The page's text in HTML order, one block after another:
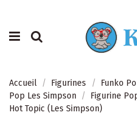
Accueil Figurines Funko
Pop Les Simpson
Figurine
Hot Topic (Les Simpson)